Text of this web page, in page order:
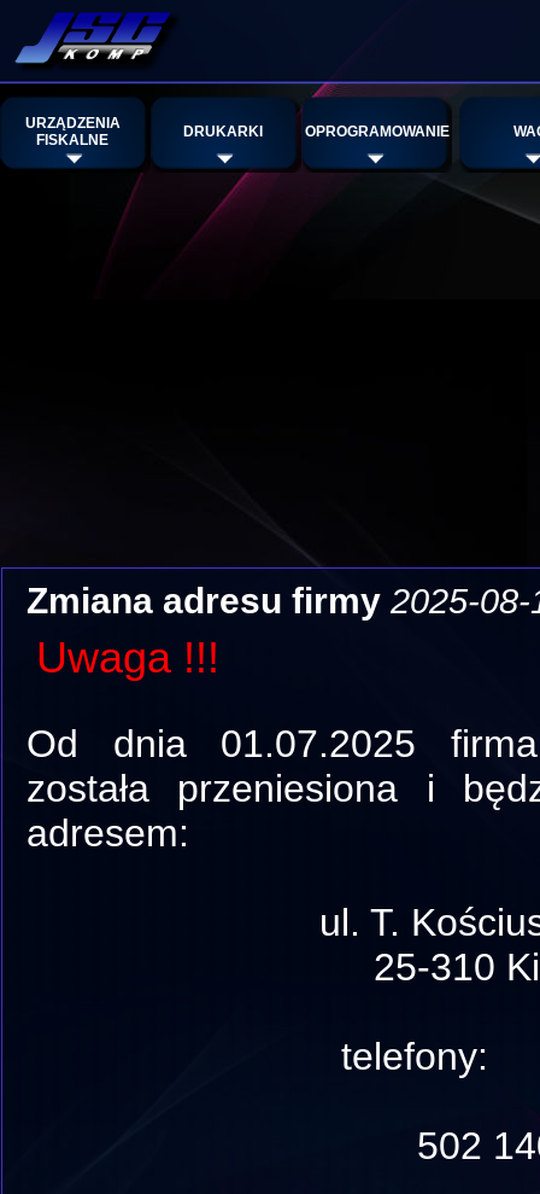
URZĄDZENIA
FISKALNE
DRUKARKI OPROGRAMOWANIE
Zmiana adresu firmy 2025-08-
Uwaga !!!
Od dnia 01.07.2025
została przeniesiona i
adresem:
ul. T. Kościuszki
25-310
telefony:
502 140